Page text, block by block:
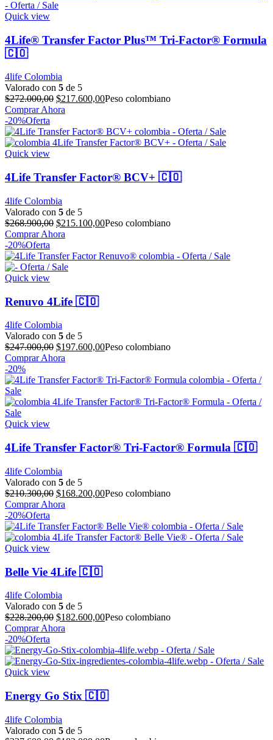
Quick view
4Life® Transfer Factor Plus™ Tri-Factor® Formula
🇨🇴
4life Colombia
Valorado con 5 de 5
$272.000,00 El
precio
era:
$272.000,00.
$217.600,00El
es:
$217.600,00.
Peso colombiano
Comprar Ahora
-20%Oferta
Quick view
4Life Transfer Factor® BCV+ 🇨🇴
4life Colombia
Valorado con 5 de 5
$268.900,00 El
precio
era:
$268.900,00.
$215.100,00El
es:
Peso colombiano
Comprar Ahora
-20%Oferta
Quick view
Renuvo 4Life 🇨🇴
4life Colombia
Valorado con 5 de 5
$247.000,00 El
precio
era:
$197.600,00El
es:
Peso colombiano
Comprar Ahora
-20%
Quick view
4Life Transfer Factor® Tri-Factor® Formula 🇨🇴
4life Colombia
Valorado con 5 de 5
$210.300,00 El
precio
era:
$210.300,00.
$168.200,00El
es:
$168.200,00.
Peso colombiano
Comprar Ahora
-20%Oferta
Quick view
Belle Vie 4Life 🇨🇴
4life Colombia
Valorado con 5 de 5
$228.200,00 El
precio
era:
$228.200,00.
$182.600,00El
es:
$182.600,00.
Peso colombiano
Comprar Ahora
-20%Oferta
Quick view
Energy Go Stix 🇨🇴
4life Colombia
Valorado con 5 de 5